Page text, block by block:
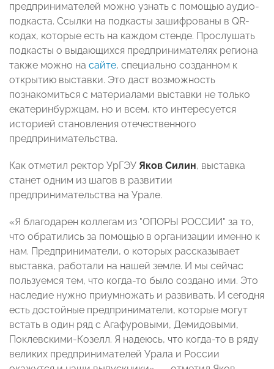
предпринимателей можно узнать с помощью аудио-
подкаста. Ссылки на подкасты зашифрованы в QR-
кодах, которые есть на каждом стенде. Прослушать
подкасты о выдающихся предпринимателях региона
также можно на сайте, специально созданном к
открытию выставки. Это даст возможность
познакомиться с материалами выставки не только
екатеринбуржцам, но и всем, кто интересуется
историей становления отечественного
предпринимательства.
Как отметил ректор УрГЭУ Яков Силин, выставка
станет одним из шагов в развитии
предпринимательства на Урале.
«Я благодарен коллегам из "ОПОРЫ РОССИИ" за то,
что обратились за помощью в организации именно к
нам. Предприниматели, о которых рассказывает
выставка, работали на нашей земле. И мы сейчас
пользуемся тем, что когда-то было создано ими. Это
наследие нужно приумножать и развивать. И сегодня
есть достойные предприниматели, которые могут
встать в один ряд с Агафуровыми, Демидовыми,
Поклевскими-Козелл. Я надеюсь, что когда-то в ряду
великих предпринимателей Урала и России